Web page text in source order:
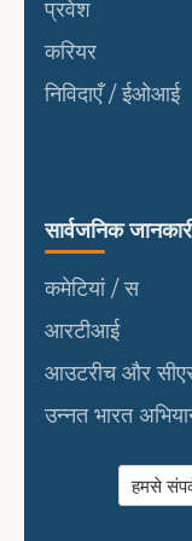
प्रवेश
करियर
निविदाएँ / ईओआई
सार्वजनिक
सार्वजनिक
कमेटियां / स
आरटीआई
आउटरीच और
उन्नत भारत
हमसे